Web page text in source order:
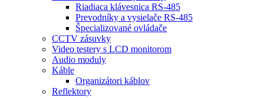
Riadiaca klávesnica RS-485
Prevodníky a vysielače RS-485
Špecializované ovládače
CCTV zásuvky
Video testery s LCD monitorom
Audio moduly
Káble
Organizátori káblov
Reflektory